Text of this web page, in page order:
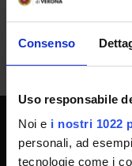
Consenso
Uso responsabile
Noi e i nostri 1022
personali, ad
tecnologie come i
SPORTELLO